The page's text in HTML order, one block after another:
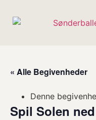
« Alle Begivenheder
Denne
Spil Solen ned